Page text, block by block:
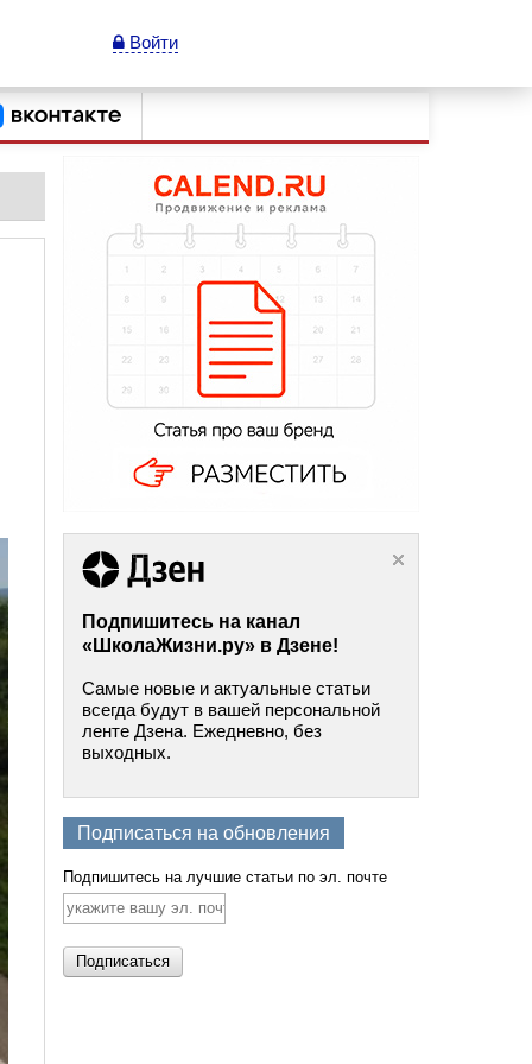
Войти
Подпишитесь на канал
«ШколаЖизни.ру» в Дзене!
Самые новые и актуальные статьи
всегда будут в вашей персональной
ленте Дзена. Ежедневно, без
выходных.
Подписаться на обновления
Подпишитесь на лучшие статьи по эл. почте